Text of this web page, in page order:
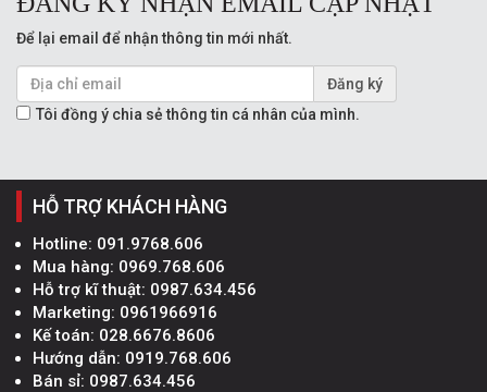
Để lại email để nhận thông tin mới nhất.
Đăng ký
Tôi đồng ý chia sẻ thông tin cá nhân của mình.
HỖ TRỢ KHÁCH HÀNG
Hotline: 091.9768.606
Mua hàng: 0969.768.606
Hỗ trợ kĩ thuật: 0987.634.456
Marketing: 0961966916
Kế toán: 028.6676.8606
Hướng dẫn: 0919.768.606
Bán sỉ: 0987.634.456